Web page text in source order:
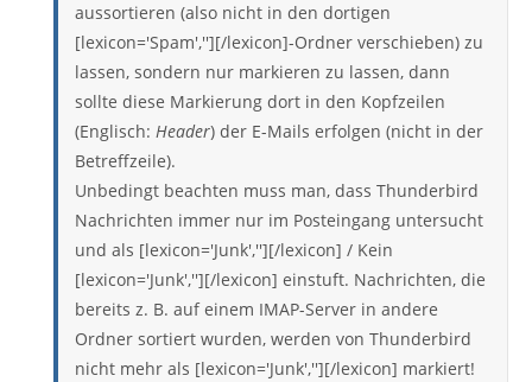
aussortieren (also nicht in den dortigen
[lexicon='Spam',''][/lexicon]-Ordner verschieben) zu
lassen, sondern nur markieren zu lassen, dann
sollte diese Markierung dort in den Kopfzeilen
(Englisch: Header) der E-Mails erfolgen (nicht in der
Betreffzeile).
Unbedingt beachten muss man, dass Thunderbird
Nachrichten immer nur im Posteingang untersucht
und als [lexicon='Junk',''][/lexicon] / Kein
[lexicon='Junk',''][/lexicon] einstuft. Nachrichten, die
bereits z. B. auf einem IMAP-Server in andere
Ordner sortiert wurden, werden von Thunderbird
nicht mehr als [lexicon='Junk',''][/lexicon] markiert!